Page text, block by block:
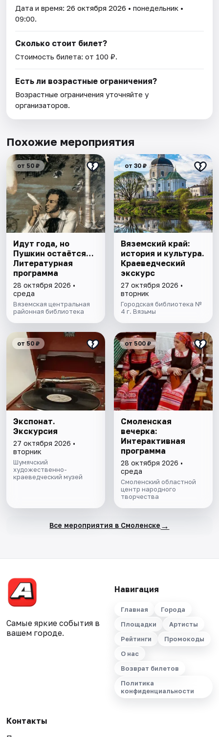
Дата и время:26 октября 2026 • понедельник •
09:00.
Сколько стоит билет?
Стоимость билета: от 100 ₽.
Есть ли возрастные ограничения?
Возрастные ограничения уточняйте у
организаторов.
Похожие мероприятия
от 50 ₽
Идут года, но
Пушкин остаётся…
Литературная
программа
28 октября 2026 •
среда
Вяземская центральная
районная библиотека
от 30 ₽
Вяземский край:
история и культура.
Краеведческий
экскурс
27 октября 2026 •
вторник
Городская библиотека №
4 г. Вязьмы
от 50 ₽
Экспонат.
Экскурсия
27 октября 2026 •
вторник
Шумячский
художественно-
краеведческий музей
от 500 ₽
Смоленская
вечерка:
Интерактивная
программа
28 октября 2026 •
среда
Смоленский областной
центр народного
творчества
Все мероприятия в Смоленске →
Самые яркие события в
вашем городе.
Навигация
Главная
Города
Площадки
Артисты
Рейтинги
Промокоды
О нас
Возврат билетов
Политика
конфиденциальности
Контакты